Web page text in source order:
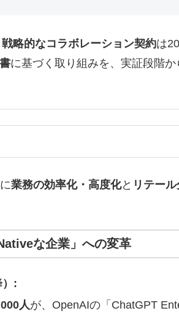
戦略的なコラボレーション契約は
に基づく取り組みを、実証段階
業務の効率化・高度化と リテー
な企業」への変革
）:
人が、OpenAIの「ChatGPT